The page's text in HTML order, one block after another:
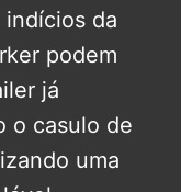
da
podem
já
o casulo de
uma